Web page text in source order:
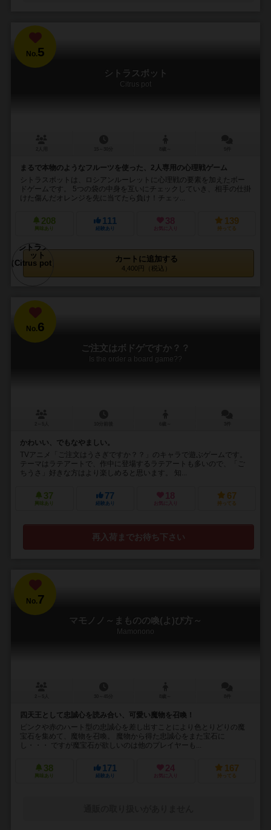
No.5
シトラスポット
Citrus pot
まるで本物のようなフルーツを使った、2人専用の心理戦ゲーム
シトラスポットは、ロシアンルーレットに心理戦の要素を加えたボー
ドゲームです。 5つの袋の中身を互いにチェックしていき、相手の仕掛
けた傷んだオレンジを先に当てたら負け！チェッ...
208
興味あり
111
経験あり
38
お気に入り
139
持ってる
カートに追加する
4,400円（税込）
No.6
ご注文はボドゲですか？？
Is the order a board game??
かわいい、でもなやましい。
TVアニメ「ご注文はうさぎですか？？」のキャラで遊ぶゲームです。
テーマはラテアートで、作中に登場するラテアートも多いので、「ご
ちうさ」好きな方はより楽しめると思います。 知...
37
興味あり
77
経験あり
18
お気に入り
67
持ってる
再入荷までお待ち下さい
No.7
マモノノ～まものの喚(よ)び方～
Mamonono
四天王として忠誠心を読み合い、可愛い魔物を召喚！
ピンクや赤のハート型の忠誠心を差し出すことにより色とりどりの魔
宝石を集めて、魔物を召喚。 魔物から得た忠誠心をまた宝石に
し・・・ ですが魔宝石が欲しいのは他のプレイヤーも...
38
興味あり
171
経験あり
24
お気に入り
167
持ってる